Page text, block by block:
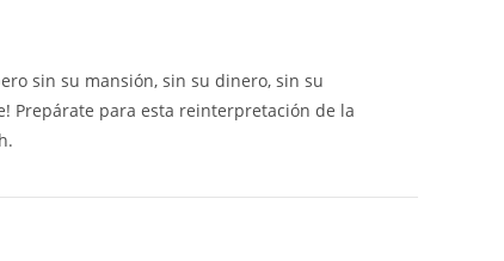
sin su mansión, sin su dinero, sin su
Prepárate para esta reinterpretación de la